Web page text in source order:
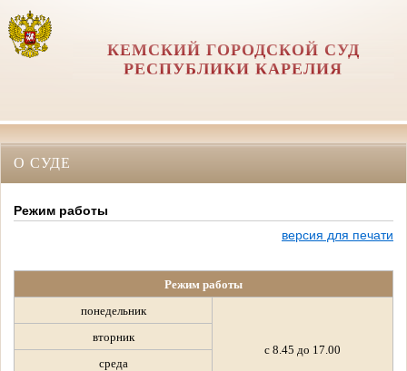
КЕМСКИЙ ГОРОДСКОЙ СУД
РЕСПУБЛИКИ КАРЕЛИЯ
О СУДЕ
Режим работы
версия для печати
Режим работы
понедельник
с 8.45 до 17.00
вторник
среда